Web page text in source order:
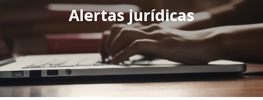
Alertas jurídicas